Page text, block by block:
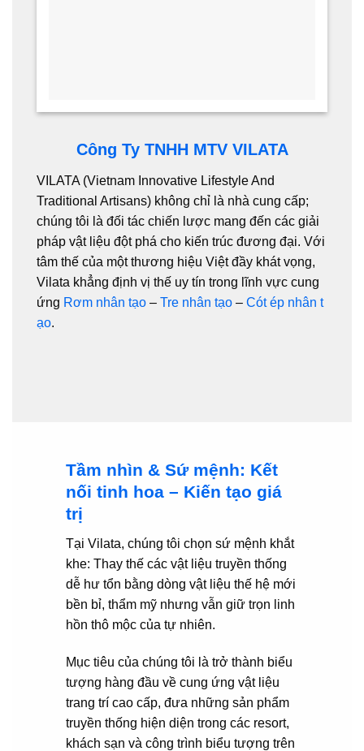
Công Ty TNHH MTV VILATA
VILATA (Vietnam Innovative Lifestyle And
Traditional Artisans) không chỉ là nhà cung cấp;
chúng tôi là đối tác chiến lược mang đến các giải
pháp vật liệu đột phá cho kiến trúc đương đại. Với
tâm thế của một thương hiệu Việt đầy khát vọng,
Vilata khẳng định vị thế uy tín trong lĩnh vực cung
ứng Rơm nhân tạo – Tre nhân tạo – Cót ép nhân t
ạo.
Tầm nhìn & Sứ mệnh: Kết
nối tinh hoa – Kiến tạo giá
trị
Tại Vilata, chúng tôi chọn sứ mệnh khắt
khe: Thay thế các vật liệu truyền thống
dễ hư tổn bằng dòng vật liệu thế hệ mới
bền bỉ, thẩm mỹ nhưng vẫn giữ trọn linh
hồn thô mộc của tự nhiên.
Mục tiêu của chúng tôi là trở thành biểu
tượng hàng đầu về cung ứng vật liệu
trang trí cao cấp, đưa những sản phẩm
truyền thống hiện diện trong các resort,
khách sạn và công trình biểu tượng trên